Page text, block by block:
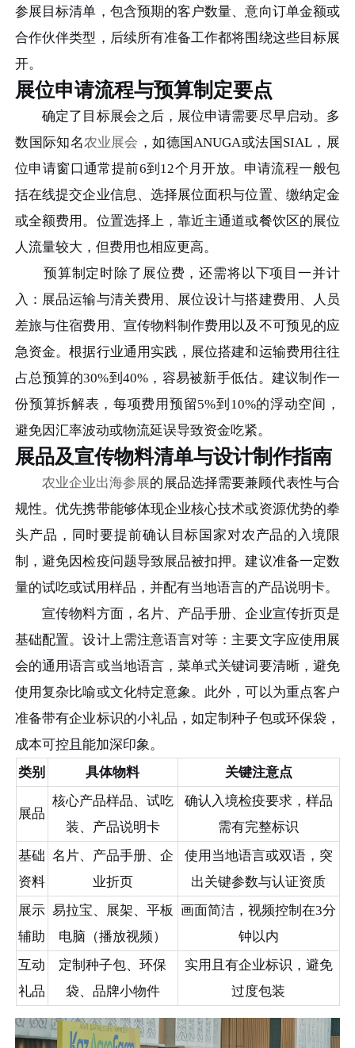
参展目标清单，包含预期的客户数量、意向订单金额或
合作伙伴类型，后续所有准备工作都将围绕这些目标展
开。
展位申请流程与预算制定要点
确定了目标展会之后，展位申请需要尽早启动。多
数国际知名农业展会 ，如德国ANUGA或法国SIAL，展
位申请窗口通常提前6到12个月开放。申请流程一般包
括在线提交企业信息、选择展位面积与位置、缴纳定金
或全额费用。位置选择上，靠近主通道或餐饮区的展位
人流量较大，但费用也相应更高。
预算制定时除了展位费，还需将以下项目一并计
入：展品运输与清关费用、展位设计与搭建费用、人员
差旅与住宿费用、宣传物料制作费用以及不可预见的应
急资金。根据行业通用实践，展位搭建和运输费用往往
占总预算的30%到40%，容易被新手低估。建议制作一
份预算拆解表，每项费用预留5%到10%的浮动空间，
避免因汇率波动或物流延误导致资金吃紧。
展品及宣传物料清单与设计制作指南
农业企业出海参展的展品选择需要兼顾代表性与合
规性。优先携带能够体现企业核心技术或资源优势的拳
头产品，同时要提前确认目标国家对农产品的入境限
制，避免因检疫问题导致展品被扣押。建议准备一定数
量的试吃或试用样品，并配有当地语言的产品说明卡。
宣传物料方面，名片、产品手册、企业宣传折页是
基础配置。设计上需注意语言对等：主要文字应使用展
会的通用语言或当地语言，菜单式关键词要清晰，避免
使用复杂比喻或文化特定意象。此外，可以为重点客户
准备带有企业标识的小礼品，如定制种子包或环保袋，
成本可控且能加深印象。
类别
具体物料 关键注意点
展品
核心产品样品、试吃
装、产品说明卡
确认入境检疫要求，样品
需有完整标识
基础
资料
名片、产品手册、企
业折页
使用当地语言或双语，突
出关键参数与认证资质
展示
辅助
易拉宝、展架、平板
电脑（播放视频）
画面简洁，视频控制在3分
钟以内
互动
礼品
定制种子包、环保
袋、品牌小物件
实用且有企业标识，避免
过度包装